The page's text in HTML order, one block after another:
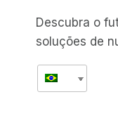
Descubra o
soluções de